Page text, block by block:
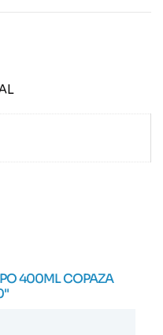
400ML COPAZA